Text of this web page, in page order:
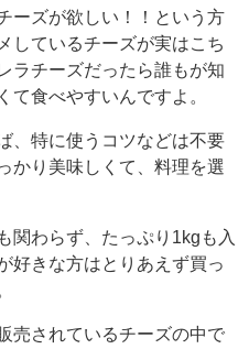
ーズが欲しい！！という方
しているチーズが実はこち
ラチーズだったら誰もが知
て食べやすいんですよ。
、特に使うコツなどは不要
かり美味しくて、料理を選
関わらず、たっぷり1kgも入
好きな方はとりあえず買っ
売されているチーズの中で